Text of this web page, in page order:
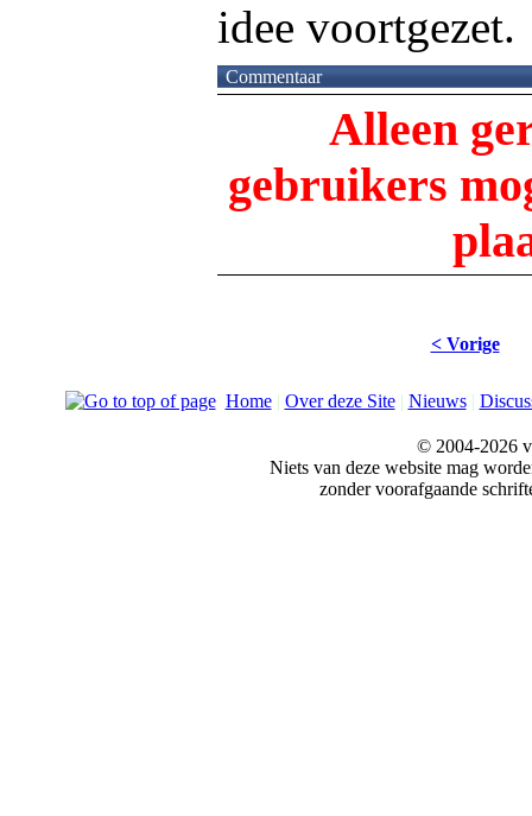
idee voortgezet.
Commentaar
Alleen
gebruikers
< Vorige
Home| Over deze Site| Nieuws|
© 2004-2026
Niets van deze website mag
zonder voorafgaande